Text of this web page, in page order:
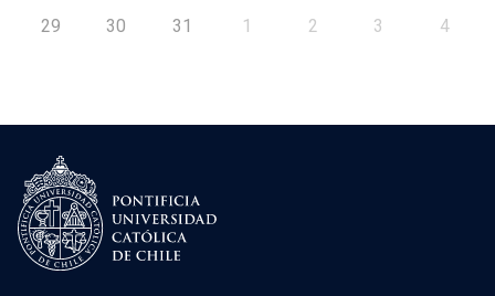
29 30 31 1 2 3 4